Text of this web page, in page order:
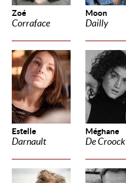
Zoé
Corraface
Moon
Dailly
Estelle
Darnault
Méghane
De Croock